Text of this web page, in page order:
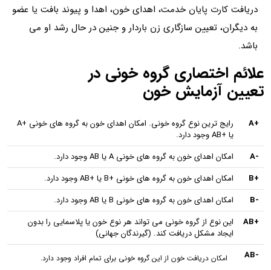
دریافت کارت پایان خدمت، اهدای خون، اهدا و پیوند بافت یا عضو
به دیگران، تعیین سازگاری زن باردار و جنین در حال رشد او می
باشد.
علائم اختصاری گروه خونی در
تعیین آزمایش خون
+A
رایج‌ ترین نوع گروه‌ خونی. امکان اهدای خون به گروه‌ های خونی +A
یا +AB وجود دارد.
-A
امکان اهدای خون به گروه‌ های خونی A یا AB وجود دارد.
+B
امکان اهدای خون به گروه‌ های خونی +B یا +AB وجود دارد.
-B
امکان اهدای خون به گروه‌ های خونی B یا AB وجود دارد.
+AB
این نوع از گروه خونی می‌ تواند هر نوع خون یا پلاسمایی را بدون
ایجاد مشکل دریافت کند. (گیرندگان جهانی)
-AB
امکان دریافت خون از این گروه خونی برای تمام افراد وجود دارد.